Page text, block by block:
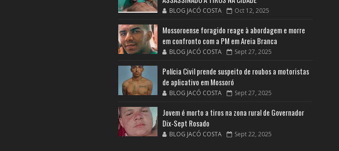
BLOG JACÓ COSTA Oct 12, 2025
Mossoroense foragido reage à abordagem e morre
em confronto com a PM em Areia Branca
BLOG JACÓ COSTA Sept 27, 2025
Polícia Civil prende suspeito de roubos a motoristas
de aplicativo em Mossoró
BLOG JACÓ COSTA Sept 27, 2025
Jovem é morto a tiros na zona rural de Governador
Dix-Sept Rosado
BLOG JACÓ COSTA Sept 22, 2025